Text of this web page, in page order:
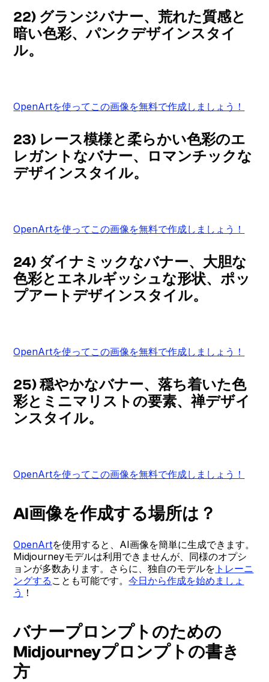
22) グランジバナー、荒れた質感と
暗い色彩、パンクデザインスタイ
ル。
OpenArtを使ってこの画像を無料で作成しましょう！
23) レース模様と柔らかい色彩のエ
レガントなバナー、ロマンチックな
デザインスタイル。
OpenArtを使ってこの画像を無料で作成しましょう！
24) ダイナミックなバナー、大胆な
色彩とエネルギッシュな形状、ポッ
プアートデザインスタイル。
OpenArtを使ってこの画像を無料で作成しましょう！
25) 穏やかなバナー、落ち着いた色
彩とミニマリストの要素、禅デザイ
ンスタイル。
OpenArtを使ってこの画像を無料で作成しましょう！
AI画像を作成する場所は？
OpenArtを使用すると、AI画像を簡単に生成できます。
Midjourneyモデルは利用できませんが、同様のオプシ
ョンが多数あります。さらに、独自のモデルを トレーニ
ングする ことも可能です。今日から作成を始めましょ
う ！
バナープロンプトのための
Midjourneyプロンプトの書き
方